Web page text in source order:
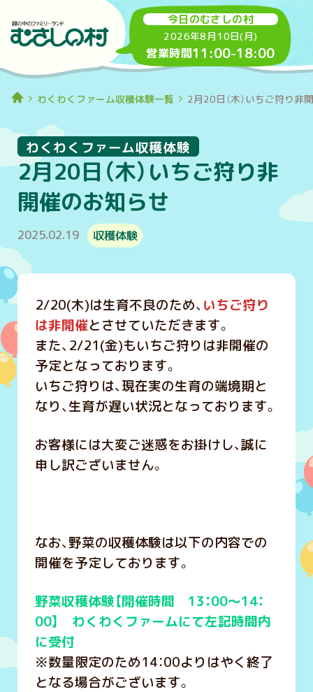
今日のむさしの村
2026年8月10日(月)
営業時間11:00-18:00
わくわくファーム収穫体験一覧 2月20日（木）いちご狩り非
2月20日（木）いちご狩り非
開催のお知らせ
わくわくファーム収穫体験
2025.02.19 収穫体験
2/20(木)は生育不良のため、 いちご狩り
は非開催とさせていただきます。
また、2/21(金)もいちご狩りは非開催の
予定となっております。
いちご狩りは、現在実の生育の端境期と
なり、生育が遅い状況となっております。
お客様には大変ご迷惑をお掛けし、誠に
申し訳ございません。
なお、野菜の収穫体験は以下の内容での
開催を予定しております。
野菜収穫体験【開催時間 13：00～14：
00】 わくわくファームにて左記時間内
に受付
※数量限定のため14：00よりはやく終了
となる場合がございます。